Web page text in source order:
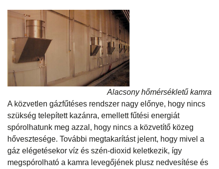
Alacsony hőmérsékletű kamra
A közvetlen gázfűtéses rendszer nagy előnye, hogy nincs
szükség telepített kazánra, emellett fűtési energiát
spórolhatunk meg azzal, hogy nincs a közvetítő közeg
hővesztesége. További megtakarítást jelent, hogy mivel a
gáz elégetésekor víz és szén-dioxid keletkezik, így
megspórolható a kamra levegőjének plusz nedvesítése és